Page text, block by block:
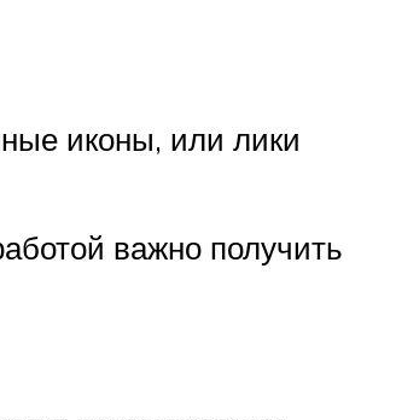
иконы, или лики
важно получить